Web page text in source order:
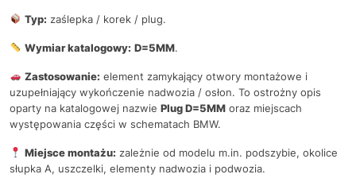
Typ: zaślepka / korek / plug.
Wymiar katalogowy: D=5MM.
Zastosowanie: element zamykający otwory montażowe i
uzupełniający wykończenie nadwozia / osłon. To ostrożny opis
oparty na katalogowej nazwie Plug D=5MM oraz miejscach
występowania części w schematach BMW.
Miejsce montażu: zależnie od modelu m.in. podszybie, okolice
słupka A, uszczelki, elementy nadwozia i podwozia.